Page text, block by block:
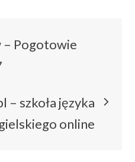
– Pogotowie
– szkoła języka
online